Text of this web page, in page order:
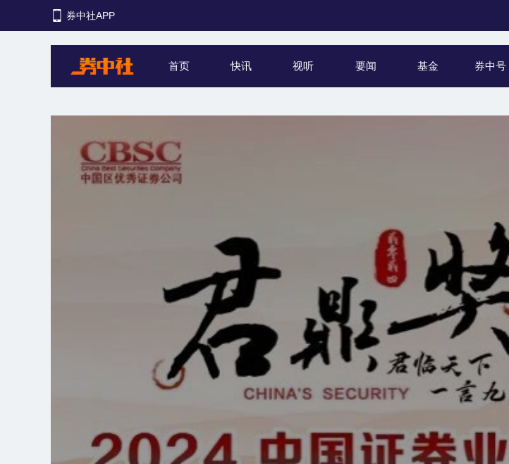
券中社APP
首页 快讯 视听 要闻 基金 券中号